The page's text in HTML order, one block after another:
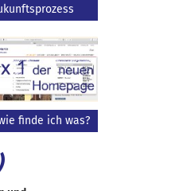
finde ich was?